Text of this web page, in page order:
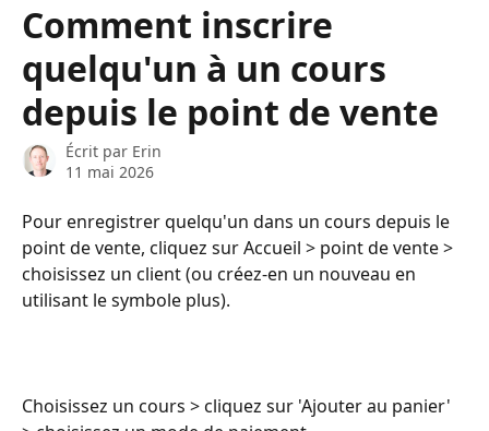
Comment inscrire
quelqu'un à un cours
depuis le point de vente
Écrit par Erin
11 mai 2026
Pour enregistrer quelqu'un dans un cours depuis le
point de vente, cliquez sur Accueil > point de vente >
choisissez un client (ou créez-en un nouveau en
utilisant le symbole plus).
Choisissez un cours > cliquez sur 'Ajouter au panier'